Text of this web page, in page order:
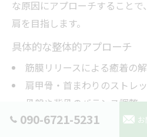
な原因にアプローチすること
肩を目指します。
具体的な整体的アプローチ
筋膜リリースによる癒着の
肩甲骨・首まわりのストレ
骨盤や背骨のバランス調整
整体施術後は、セルフケアや姿
090-6721-5231